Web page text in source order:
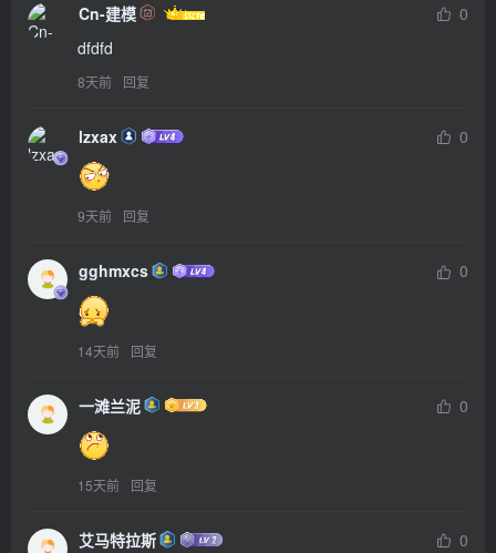
Cn-建模
0
dfdfd
8天前 回复
lzxax 0
9天前 回复
gghmxcs 0
14天前 回复
一滩兰泥 0
15天前 回复
艾马特拉斯
0